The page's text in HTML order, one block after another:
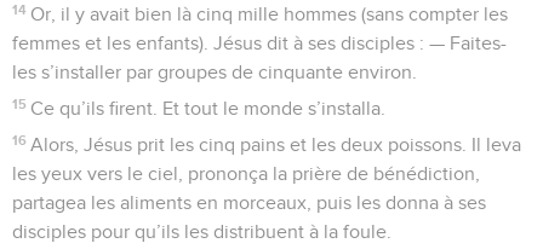
14 Or, il y avait bien là cinq mille hommes (sans compter les
femmes et les enfants). Jésus dit à ses disciples : — Faites-
les s’installer par groupes de cinquante environ.
15 Ce qu’ils firent. Et tout le monde s’installa.
16 Alors, Jésus prit les cinq pains et les deux poissons. Il leva
les yeux vers le ciel, prononça la prière de bénédiction,
partagea les aliments en morceaux, puis les donna à ses
disciples pour qu’ils les distribuent à la foule.